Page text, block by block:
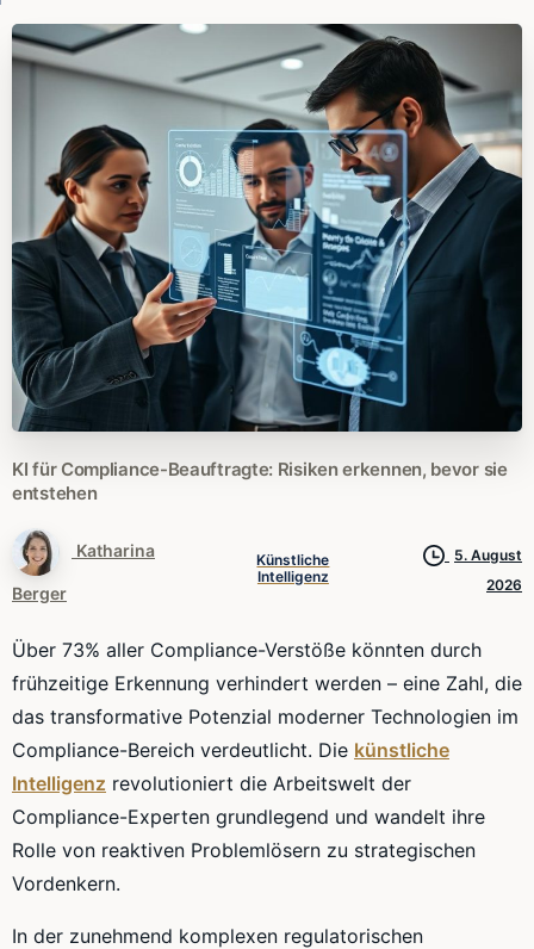
KI fürCompliance-Beauftragte: Risiken erkennen, bevor sie
entstehen
Katharina
Berger
Künstliche
Intelligenz
5. August
2026
Über 73% aller Compliance-Verstöße könnten durch
frühzeitige Erkennung verhindert werden – eine Zahl, die
das transformative Potenzial moderner Technologien im
Compliance-Bereich verdeutlicht. Die künstliche
Intelligenz revolutioniert die Arbeitswelt der
Compliance-Experten grundlegend und wandelt ihre
Rolle von reaktiven Problemlösern zu strategischen
Vordenkern.
In der zunehmend komplexen regulatorischen